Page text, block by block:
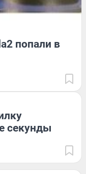
попали в
секунды